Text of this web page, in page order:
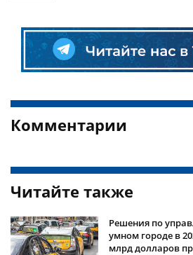
Комментарии
Читайте также
Решения по
умном городе в
млрд долларов